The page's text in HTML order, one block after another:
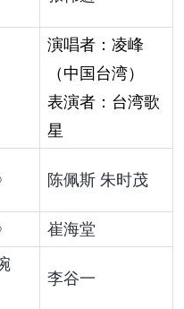
演唱者：凌峰
（中国台湾）
表演者：台湾歌
星
陈佩斯 朱时茂
崔海堂
李谷一